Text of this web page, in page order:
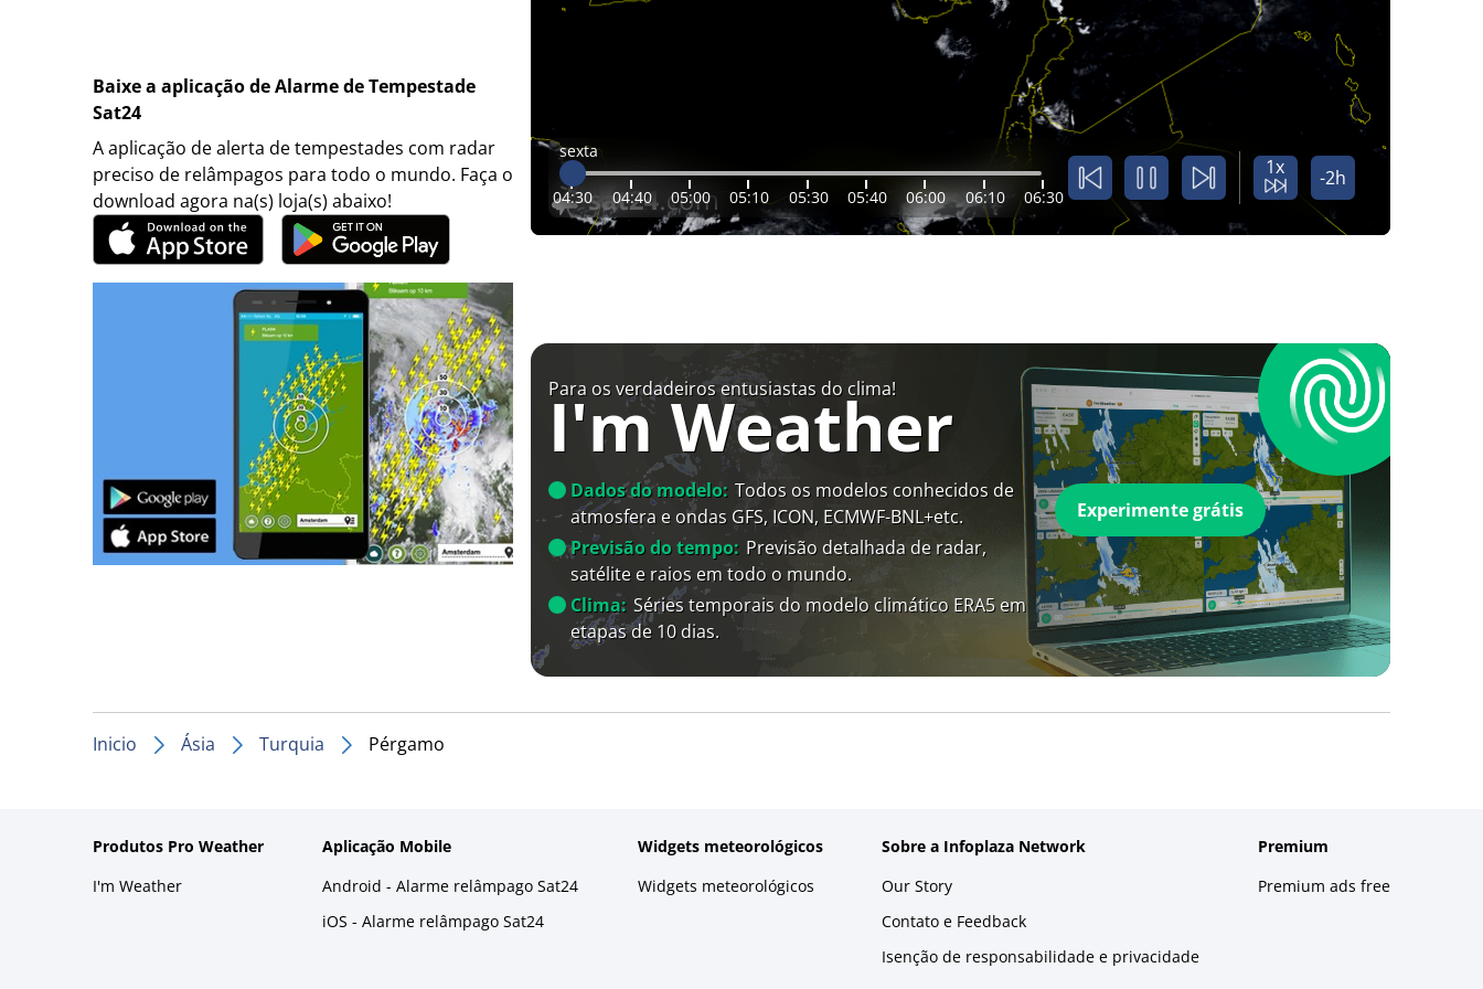
Baixe a aplicação de Alarme de Tempestade
Sat24
A aplicação de alerta de tempestades com radar
preciso de relâmpagos para todo o mundo. Faça o
download agora na(s) loja(s) abaixo!
sexta
04:30 04:40 05:00 05:10 05:30 05:40 06:00 06:10 06:30
1x -2h
Para os verdadeiros entusiastas do clima!
I'm Weather
Dados do modelo: Todos os modelos conhecidos de
atmosfera e ondas GFS, ICON, ECMWF-BNL+etc.
Previsão do tempo: Previsão detalhada de radar,
satélite e raios em todo o mundo.
Clima: Séries temporais do modelo climático ERA5 em
etapas de 10 dias.
Experimente grátis
Inicio Ásia Turquia Pérgamo
Produtos Pro Weather
I'm Weather
Aplicação Mobile
Android - Alarme relâmpago Sat24
iOS - Alarme relâmpago Sat24
Widgets meteorológicos
Widgets meteorológicos
Sobre a Infoplaza Network
Our Story
Contato e Feedback
Isenção de responsabilidade e privacidade
Premium
Premium ads free